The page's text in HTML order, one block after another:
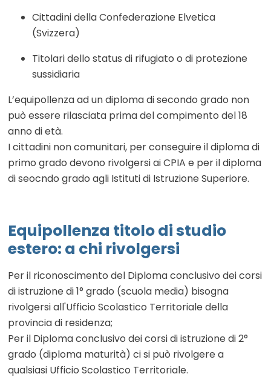
Cittadini della Confederazione Elvetica
(Svizzera)
Titolari dello status di rifugiato o di protezione
sussidiaria
L’equipollenza ad un diploma di secondo grado non
può essere rilasciata prima del compimento del 18
anno di età.
I cittadini non comunitari, per conseguire il diploma di
primo grado devono rivolgersi ai CPIA e per il diploma
di seocndo grado agli Istituti di Istruzione Superiore.
Equipollenza titolo di studio
estero: a chi rivolgersi
Per il riconoscimento del Diploma conclusivo dei corsi
di istruzione di 1° grado (scuola media) bisogna
rivolgersi all'Ufficio Scolastico Territoriale della
provincia di residenza;
Per il Diploma conclusivo dei corsi di istruzione di 2°
grado (diploma maturità) ci si può rivolgere a
qualsiasi Ufficio Scolastico Territoriale.